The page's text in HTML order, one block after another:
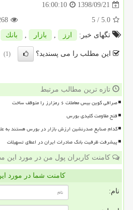
1398/09/21
16:00:10
5.0
/ 5
تگهای خبر:
ارز , بازار , بانك
این مطلب را می پسندید؟ (1)
تازه ترین مطالب مرتبط
صرافی کوین بیس معاملات ۶ رمزارز را متوقف ساخت
فتح مقاومت کلیدی بورس
کدام صنایع صدرنشین ارزش بازار در بورس هستند به علاوه رتبه
پیشرفت ظرفیت بانک صادرات ایران در اعطای تسهیلات
کامنت کاربران پول من در مورد این
کامنت شما در مورد
نام: